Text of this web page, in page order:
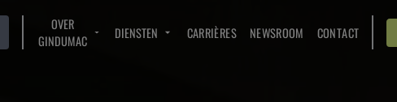
OVER
GINDUMAC
DIENSTEN CARRIÈRES NEWSROOM CONTACT